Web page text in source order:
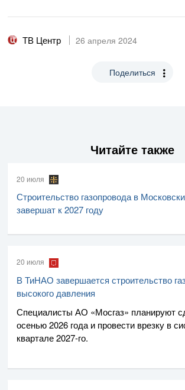
ТВ Центр 26 апреля 2024
Поделиться
Читайте также
20 июля
Строительство газопровода в
завершат к 2027 году
20 июля
В ТиНАО завершается строительство
высокого давления
Специалисты АО «Мосгаз» планируют
осенью 2026 года и провести врезку в
квартале2027-го.